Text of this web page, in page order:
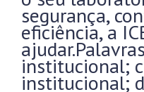
segurança,
eficiência, a
institucional;
institucional;